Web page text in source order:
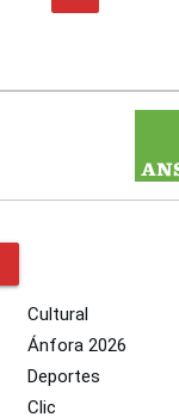
Cultural
Ánfora 2026
Deportes
Clic